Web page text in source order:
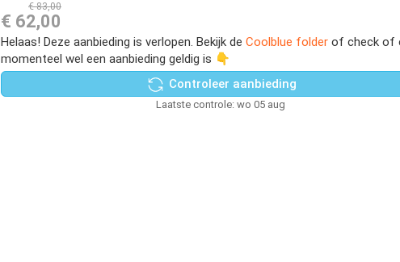
€ 83,00
€ 62,00
Helaas! Deze aanbieding is verlopen. Bekijk de Coolblue folder of check of
momenteel wel een aanbieding geldig is 👇
Controleer aanbieding
Laatste controle: wo 05 aug